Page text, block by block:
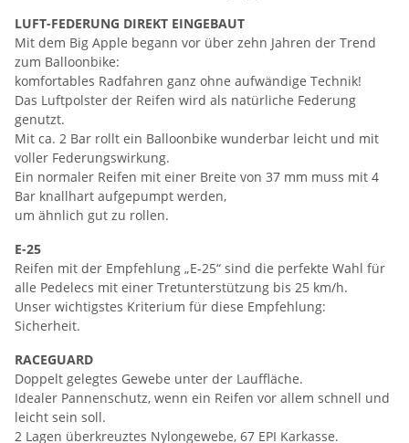
LUFT-FEDERUNG DIREKT EINGEBAUT
Mit dem Big Apple begann vor über zehn Jahren der Trend
zum Balloonbike:
komfortables Radfahren ganz ohne aufwändige Technik!
Das Luftpolster der Reifen wird als natürliche Federung
genutzt.
Mit ca. 2 Bar rollt ein Balloonbike wunderbar leicht und mit
voller Federungswirkung.
Ein normaler Reifen mit einer Breite von 37 mm muss mit 4
Bar knallhart aufgepumpt werden,
um ähnlich gut zu rollen.
E-25
Reifen mit der Empfehlung „E-25“ sind die perfekte Wahl für
alle Pedelecs mit einer Tretunterstützung bis 25 km/h.
Unser wichtigstes Kriterium für diese Empfehlung:
Sicherheit.
RACEGUARD
Doppelt gelegtes Gewebe unter der Lauffläche.
Idealer Pannenschutz, wenn ein Reifen vor allem schnell und
leicht sein soll.
2 Lagen überkreuztes Nylongewebe, 67 EPI Karkasse.